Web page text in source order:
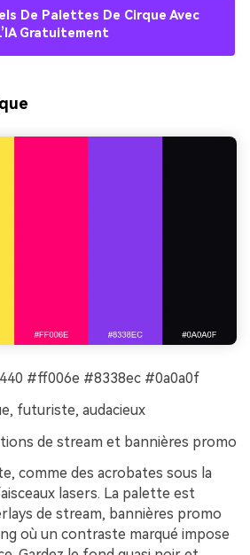
De Palettes De Cirque Avec
Gratuitement
#ff006e #8338ec #0a0a0f
futuriste, audacieux
de stream et bannières promo
comme des acrobates sous la
lasers. La palette est
de stream, bannières promo
où un contraste marqué impose